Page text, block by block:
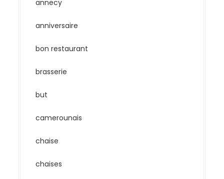
annecy
anniversaire
bon restaurant
brasserie
but
camerounais
chaise
chaises